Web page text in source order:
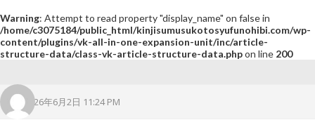
Warning: Attempt to read property "display_name" on false in
/home/c3075184/public_html/kinjisumusukotosyufunohibi.com/wp-
content/plugins/vk-all-in-one-expansion-unit/inc/article-
structure-data/class-vk-article-structure-data.phpon line 200
2026年6月2日 11:24 PM